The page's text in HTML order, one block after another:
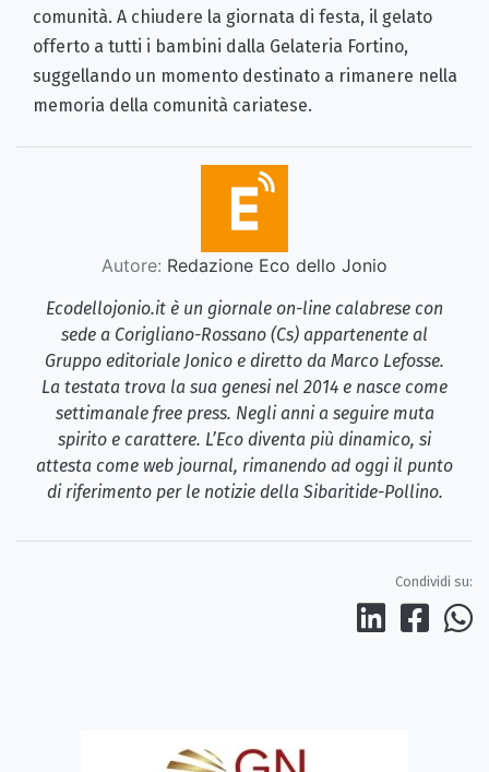
comunità. A chiudere la giornata di festa, il gelato
offerto a tutti i bambini dalla Gelateria Fortino,
suggellando un momento destinato a rimanere nella
memoria della comunità cariatese.
Autore: Redazione Eco dello Jonio
Ecodellojonio.it è un giornale on-line calabrese con
sede a Corigliano-Rossano (Cs) appartenente al
Gruppo editoriale Jonico e diretto da Marco Lefosse.
La testata trova la sua genesi nel 2014 e nasce come
settimanale free press. Negli anni a seguire muta
spirito e carattere. L’Eco diventa più dinamico, si
attesta come web journal, rimanendo ad oggi il punto
di riferimento per le notizie della Sibaritide-Pollino.
Condividi su: